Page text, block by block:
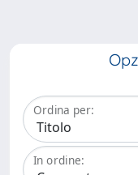
Ordina per:
In ordine: